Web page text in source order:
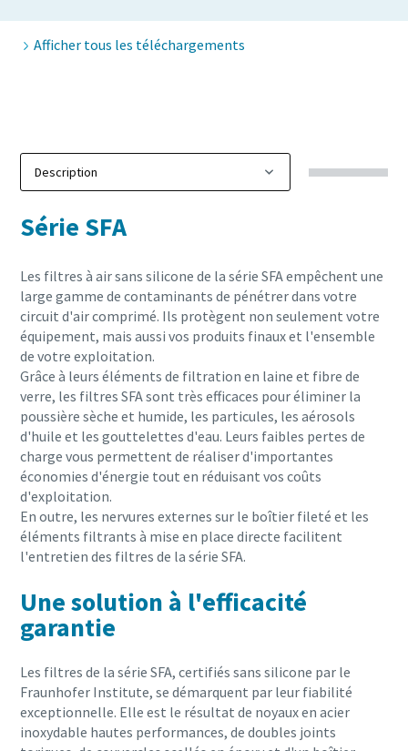
Afficher tous les téléchargements
Série SFA
Les filtres à air sans silicone de la série SFA empêchent une
large gamme de contaminants de pénétrer dans votre
circuit d'air comprimé. Ils protègent non seulement votre
équipement, mais aussi vos produits finaux et l'ensemble
de votre exploitation.
Grâce à leurs éléments de filtration en laine et fibre de
verre, les filtres SFA sont très efficaces pour éliminer la
poussière sèche et humide, les particules, les aérosols
d'huile et les gouttelettes d'eau. Leurs faibles pertes de
charge vous permettent de réaliser d'importantes
économies d'énergie tout en réduisant vos coûts
d'exploitation.
En outre, les nervures externes sur le boîtier fileté et les
éléments filtrants à mise en place directe facilitent
l'entretien des filtres de la série SFA.
Une solution à l'efficacité
garantie
Les filtres de la série SFA, certifiés sans silicone par le
Fraunhofer Institute, se démarquent par leur fiabilité
exceptionnelle. Elle est le résultat de noyaux en acier
inoxydable hautes performances, de doubles joints